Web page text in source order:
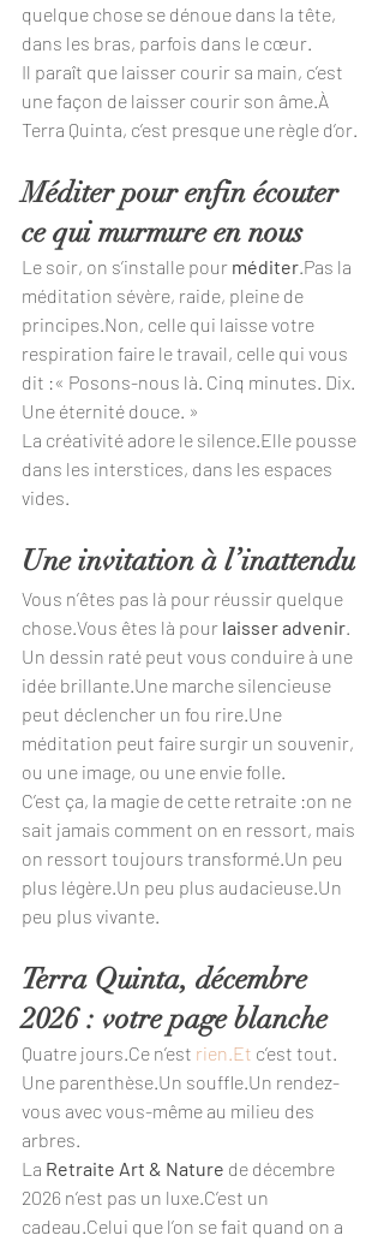
quelque chose se dénoue dans la tête,
dans les bras, parfois dans le cœur.
Il paraît que laisser courir sa main, c’est
une façon de laisser courir son âme.À
Terra Quinta, c’est presque une règle d’or.
Méditer pour enfin écouter
ce qui murmure en nous
Le soir, on s’installe pour méditer .Pas la
méditation sévère, raide, pleine de
principes.Non, celle qui laisse votre
respiration faire le travail, celle qui vous
dit :« Posons-nous là. Cinq minutes. Dix.
Une éternité douce. »
La créativité adore le silence.Elle pousse
dans les interstices, dans les espaces
vides.
Une invitation à l’inattendu
Vous n’êtes pas là pour réussir quelque
chose.Vous êtes là pour laisser advenir
Un dessin raté peut vous conduire à une
idée brillante.Une marche silencieuse
peut déclencher un fou rire.Une
méditation peut faire surgir un souvenir,
ou une image, ou une envie folle.
C’est ça, la magie de cette retraite :on ne
sait jamais comment on en ressort, mais
on ressort toujours transformé.Un peu
plus légère.Un peu plus audacieuse.Un
peu plus vivante.
Terra Quinta, décembre
2026 : votre page blanche
Quatre jours.Ce n’est rien.Et c’est tout.
Une parenthèse.Un souffle.Un rendez-
vous avec vous-même au milieu des
arbres.
La Retraite Art & Nature de décembre
2026 n’est pas un luxe.C’est un
cadeau.Celui que l’on se fait quand on a